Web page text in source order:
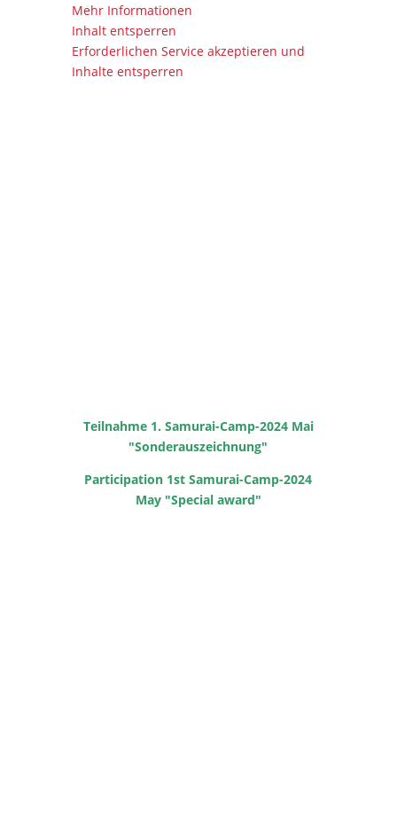
Mehr Informationen
Inhalt entsperren
Erforderlichen Service akzeptieren und
Inhalte entsperren
Teilnahme 1. Samurai-Camp-2024 Mai
"Sonderauszeichnung"
Participation 1st Samurai-Camp-2024
May "Special award"